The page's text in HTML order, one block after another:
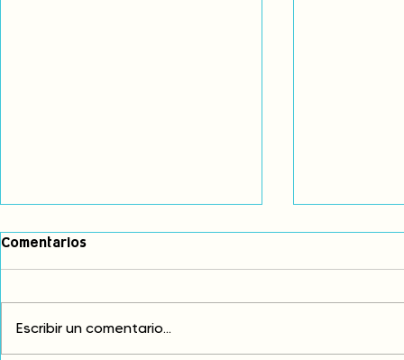
Comentarios
Escribir un comentario...